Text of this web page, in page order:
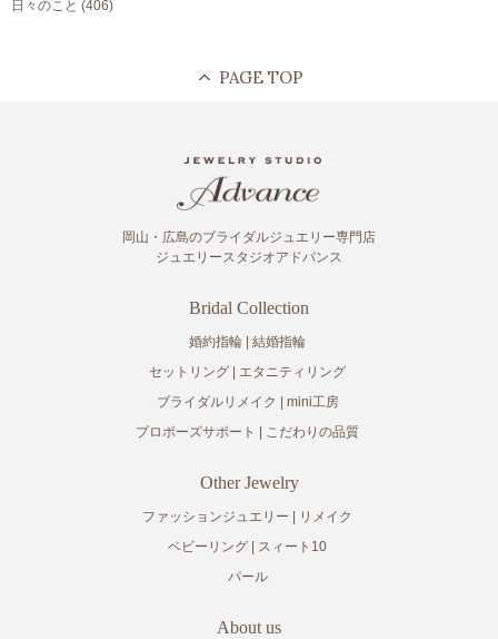
日々のこと (406)
岡山・広島のブライダルジュエリー専門店
ジュエリースタジオアドバンス
Bridal Collection
婚約指輪
結婚指輪
セットリング
エタニティリング
ブライダルリメイク
mini工房
プロポーズサポート
こだわりの品質
Other Jewelry
ファッションジュエリー
リメイク
ベビーリング
スィート10
パール
About us